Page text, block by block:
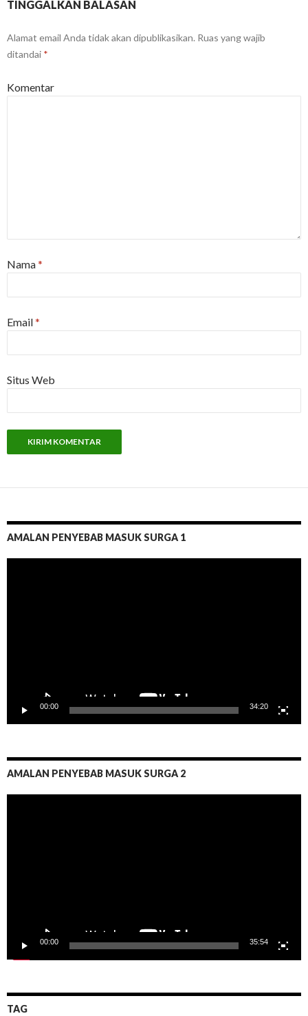
TINGGALKAN BALASAN
Alamat email Anda tidak akan dipublikasikan. Ruas yang wajib
ditandai *
Komentar
Nama*
Email*
Situs Web
AMALAN PENYEBAB MASUK SURGA 1
00:00 34:20
AMALAN PENYEBAB MASUK SURGA 2
00:00 35:54
TAG